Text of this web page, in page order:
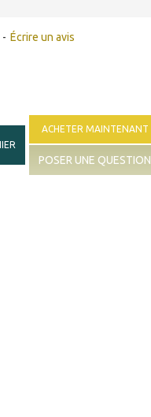
- Écrire un avis
ACHETER MAINTENANT
POSER UNE QUESTION